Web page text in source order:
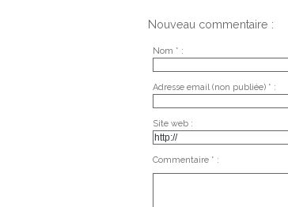
Nouveau commentaire :
Nom * :
Adresse email (non publiée) * :
Site web :
Commentaire * :